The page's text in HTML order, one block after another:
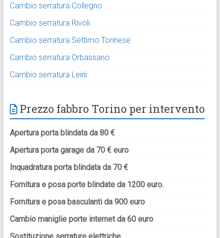
Cambio serratura Collegno
Cambio serratura Rivoli
Cambio serratura Settimo Torinese
Cambio serratura Orbassano
Cambio serratura Leinì
Prezzo fabbro Torino per intervento
Apertura porta blindata da 80 €
Apertura porta garage da 70 € euro
Inquadratura porta blindata da 70 €
Fornitura e posa porte blindate da 1200 euro.
Fornitura e posa basculanti da 900 euro
Cambio maniglie porte internet da 60 euro